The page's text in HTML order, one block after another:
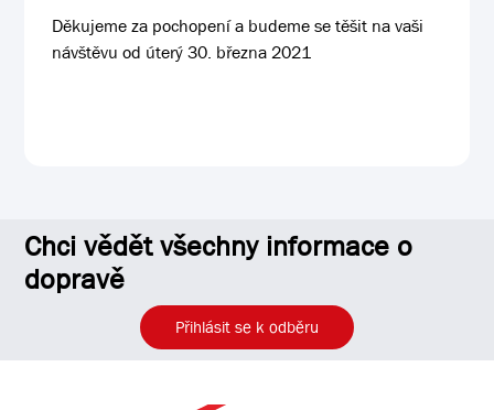
Děkujeme za pochopení a budeme se těšit na vaši
návštěvu od úterý 30. března 2021
Chci vědět všechny informace o
dopravě
Přihlásit se k odběru